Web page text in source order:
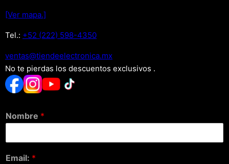
[Ver mapa.]
Tel.: +52 (222) 598-4350
xm.acinortceleedneit@satnev
No te pierdas los descuentos exclusivos .
Nombre *
Email: *